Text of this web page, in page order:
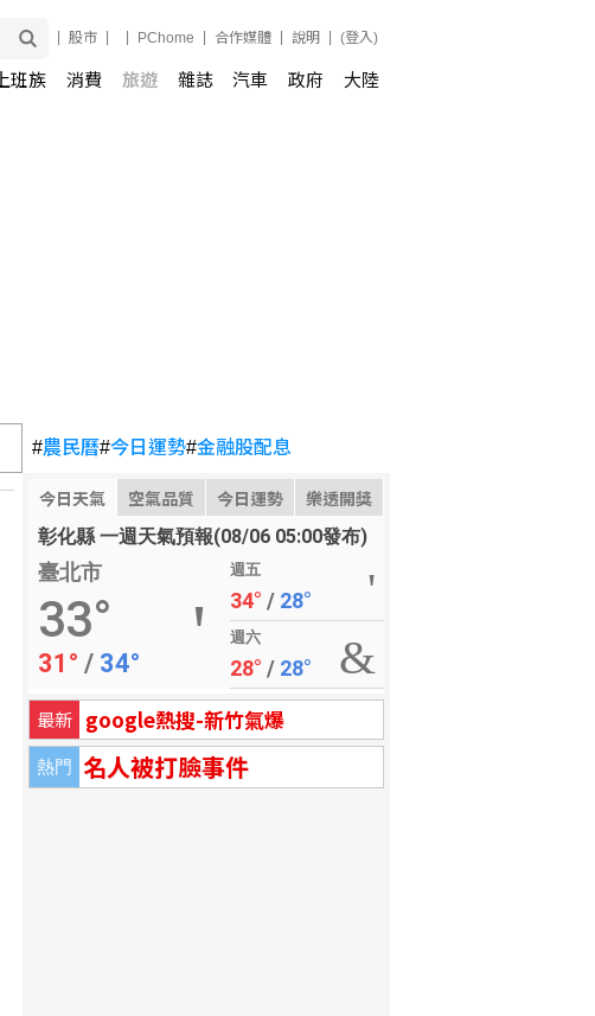
股市 PChome 合作媒體 說明 (登入)
上班族 消費 旅遊 雜誌 汽車 政府 大陸
#農民曆#今日運勢#金融股配息
今日天氣 空氣品質 今日運勢 樂透開獎
彰化縣 一週天氣預報(08/06 05:00發布)
臺北市
33°
31° / 34°
週五
34° / 28°
週六
28° / 28°
最新 google熱搜-新竹氣爆
熱門 名人被打臉事件